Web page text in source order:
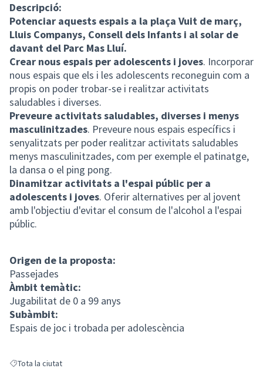
Descripció:
Potenciar aquests espais a la plaça Vuit de març,
Lluis Companys, Consell dels Infants i al solar de
davant del Parc Mas Lluí.
Crear nous espais per adolescents i joves. Incorporar
nous espais que els i les adolescents reconeguin com a
propis on poder trobar-se i realitzar activitats
saludables i diverses.
Preveure activitats saludables, diverses i menys
masculinitzades. Preveure nous espais específics i
senyalitzats per poder realitzar activitats saludables
menys masculinitzades, com per exemple el patinatge,
la dansa o el ping pong.
Dinamitzar activitats a l'espai públic per a
adolescents i joves. Oferir alternatives per al jovent
amb l'objectiu d'evitar el consum de l'alcohol a l'espai
públic.
Origen de la proposta:
Passejades
Àmbit temàtic:
Jugabilitat de 0 a 99 anys
Subàmbit:
Espais de joc i trobada per adolescència
Filter results for: Tota la ciutat
Tota la ciutat